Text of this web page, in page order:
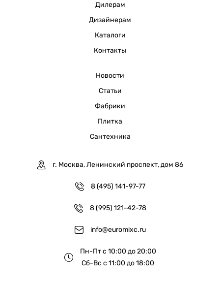
Дилерам
Дизайнерам
Каталоги
Контакты
Новости
Статьи
Фабрики
Плитка
Сантехника
г. Москва, Ленинский проспект, дом 86
8 (495) 141-97-77
8 (995) 121-42-78
info@euromixc.ru
Пн-Пт с 10:00 до 20:00
Сб-Вс с 11:00 до 18:00